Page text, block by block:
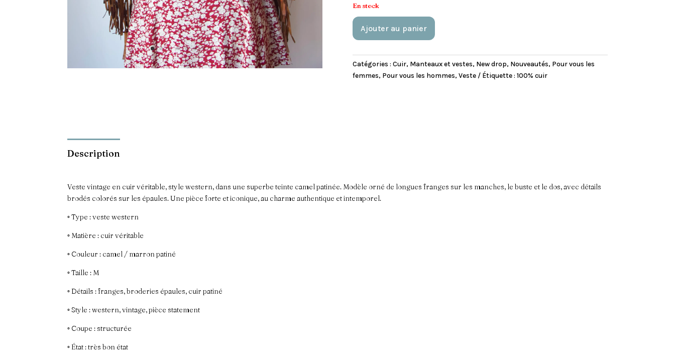
En stock
Ajouter au panier
A
l
e
r
n
Catégories : Cuir, Manteaux et vestes, New drop, Nouveautés, Pour vous les
femmes, Pour vous les hommes, Veste Étiquette : 100% cuir
Description
Veste vintage en cuir véritable, style western, dans une superbe teinte camel patinée. Modèle orné de longues franges sur les manches, le buste et le dos, avec détails
brodés colorés sur les épaules. Une pièce forte et iconique, au charme authentique et intemporel.
◦ Type : veste western
◦ Matière : cuir véritable
◦ Couleur : camel / marron patiné
◦ Taille : M
◦ Détails : franges, broderies épaules, cuir patiné
◦ Style : western, vintage, pièce statement
◦ Coupe : structurée
◦ État : très bon état